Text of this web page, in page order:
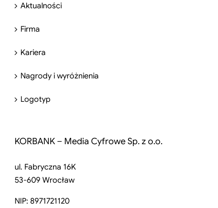
Aktualności
Firma
Kariera
Nagrody i wyróżnienia
Logotyp
KORBANK – Media Cyfrowe Sp. z o.o.
ul. Fabryczna 16K
53-609 Wrocław
NIP: 8971721120